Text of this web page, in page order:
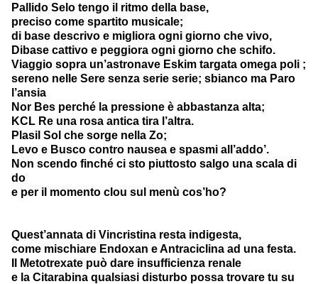
Pallido Selo tengo il ritmo della base,
preciso come spartito musicale;
di base descrivo e migliora ogni giorno che vivo,
Dibase cattivo e peggiora ogni giorno che schifo.
Viaggio sopra un’astronave Eskim targata omega poli ;
sereno nelle Sere senza serie serie; sbianco ma Paro
l’ansia
Nor Bes perché la pressione è abbastanza alta;
KCL Re una rosa antica tira l’altra.
Plasil Sol che sorge nella Zo;
Levo e Busco contro nausea e spasmi all’addo’.
Non scendo finché ci sto piuttosto salgo una scala di
do
e per il momento clou sul menù cos’ho?
Quest’annata di Vincristina resta indigesta,
come mischiare Endoxan e Antraciclina ad una festa.
Il Metotrexate può dare insufficienza renale
e la Citarabina qualsiasi disturbo possa trovare tu su